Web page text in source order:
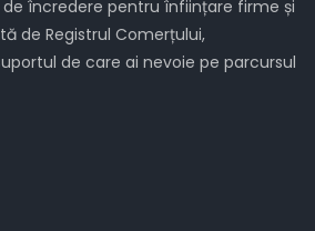
încredere pentru înființare firme și
de Registrul Comerțului,
de care ai nevoie pe parcursul